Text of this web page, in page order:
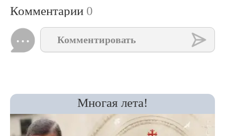
Комментарии 0
Комментировать
Многая лета!